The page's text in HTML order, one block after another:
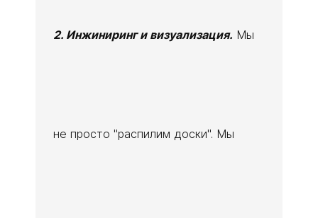
2. Инжиниринг и визуализация. Мы
не просто "распилим доски". Мы